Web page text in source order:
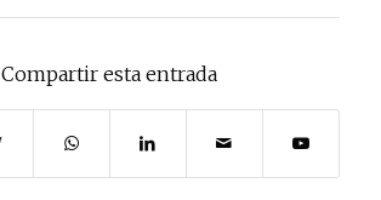
Compartir esta entrada